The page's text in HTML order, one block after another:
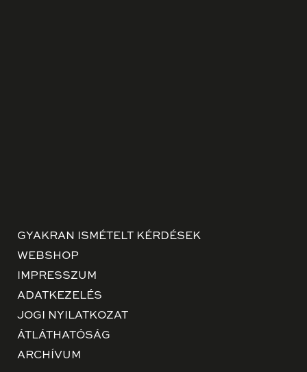
GYAKRAN ISMÉTELT KÉRDÉSEK
WEBSHOP
IMPRESSZUM
ADATKEZELÉS
JOGI NYILATKOZAT
ÁTLÁTHATÓSÁG
ARCHÍVUM